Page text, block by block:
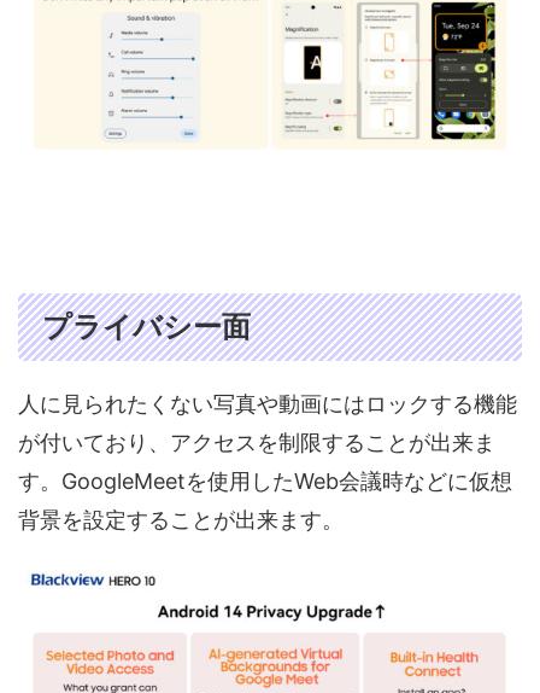
プライバシー面
人に見られたくない写真や動画にはロックする機能
が付いており、アクセスを制限することが出来ま
す。GoogleMeetを使用したWeb会議時などに仮想
背景を設定することが出来ます。